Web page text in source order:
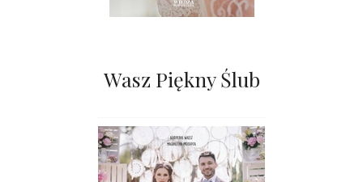
Wasz Piękny Ślub